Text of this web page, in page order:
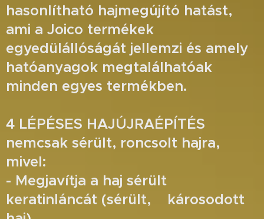
hasonlítható hajmegújító hatást,
ami a Joico termékek
egyedülállóságát jellemzi és amely
hatóanyagok megtalálhatóak
minden egyes termékben.
4 LÉPÉSES HAJÚJRAÉPÍTÉS
nemcsak sérült, roncsolt hajra,
mivel:
- Megjavítja a haj sérült
keratinláncát (sérült, károsodott